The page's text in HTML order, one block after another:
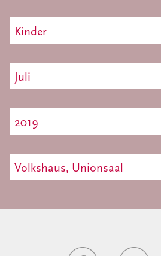
Kinder
Juli
2019
Volkshaus, Unionsaal